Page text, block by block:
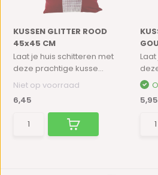
KUSSEN GLITTER ROOD
45x45 CM
Laat je huis schitteren met
deze prachtige kusse...
Niet op voorraad
6,45
5,95